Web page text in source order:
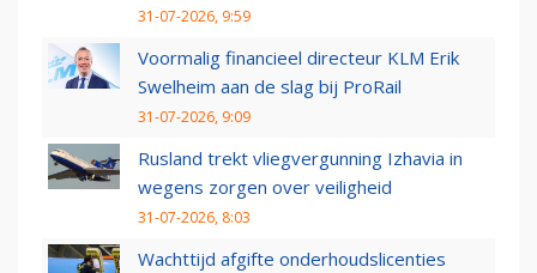
31-07-2026, 9:59
Voormalig financieel directeur KLM Erik
Swelheim aan de slag bij ProRail
31-07-2026, 9:09
Rusland trekt vliegvergunning Izhavia in
wegens zorgen over veiligheid
31-07-2026, 8:03
Wachttijd afgifte onderhoudslicenties